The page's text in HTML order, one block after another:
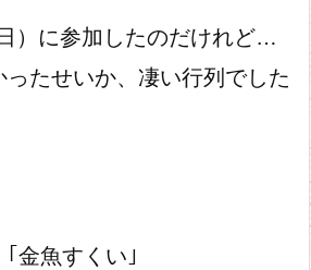
）に参加したのだけれど…
たせいか、凄い行列でした
金魚すくい｣